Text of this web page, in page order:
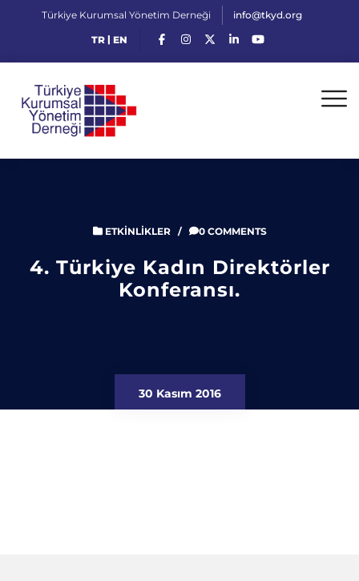
Türkiye Kurumsal Yönetim Derneği info@tkyd.org
TR| EN
ETKINLIKLER/ 0 COMMENTS
4. Türkiye Kadın Direktörler
Konferansı.
30 Kasım 2016